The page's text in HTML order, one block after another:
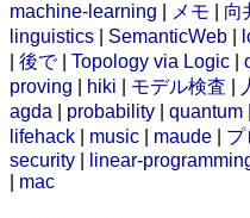
machine-learning
メモ 向
linguistics
SemanticWeb
後で| Topology via Logic
proving
hiki モデル検査
agda
probability quantum
lifehack
music maude プ
security
linear-
mac